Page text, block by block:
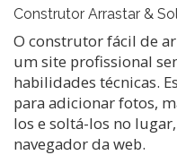
Construtor Arrastar &
O construtor fácil de
um site profissional
habilidades técnicas.
para adicionar fotos,
los e soltá-los no
navegador da web.